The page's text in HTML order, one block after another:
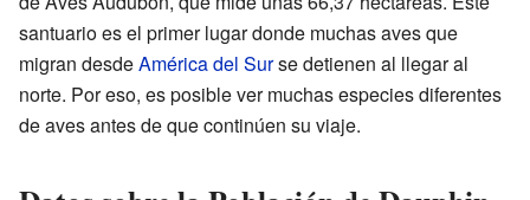
santuario es el primer lugar donde muchas aves que
migran desdeAmérica del Surse detienen al llegar al
norte. Por eso, es posible ver muchas especies diferentes
de aves antes de que continúen su viaje.